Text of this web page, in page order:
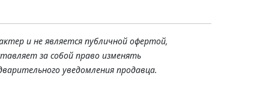
и не является публичной офертой,
за собой право изменять
уведомления продавца.